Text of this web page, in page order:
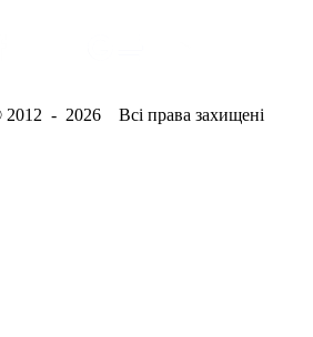
- 2026 Всі права захищені